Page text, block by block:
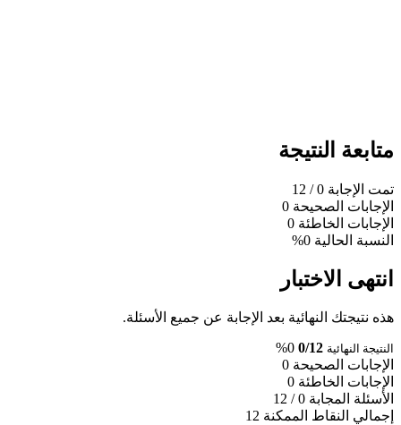
متابعة النتيجة
تمت الإجابة 0
/ 12
الإجابات الصحيحة 0
الإجابات الخاطئة 0
النسبة الحالية 0%
انتهى الاختبار
هذه نتيجتك النهائية بعد الإجابة عن جميع الأسئلة.
النتيجة النهائية 0/12
0%
الإجابات الصحيحة 0
الإجابات الخاطئة 0
الأسئلة المجابة 0 / 12
إجمالي النقاط الممكنة 12